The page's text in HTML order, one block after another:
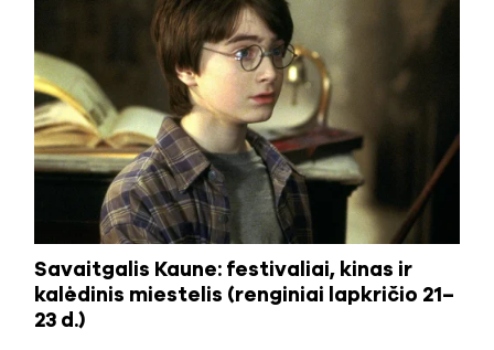
Savaitgalis Kaune: festivaliai, kinas ir
kalėdinis miestelis (renginiai lapkričio 21–
23 d.)